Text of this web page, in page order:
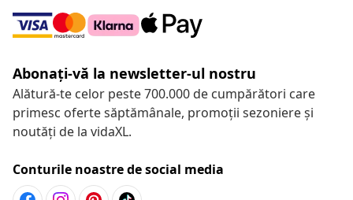
Abonați-vă la newsletter-ul nostru
Alătură-te celor peste 700.000 de cumpărători care
primesc oferte săptămânale, promoții sezoniere și
noutăți de la vidaXL.
Conturile noastre de social media